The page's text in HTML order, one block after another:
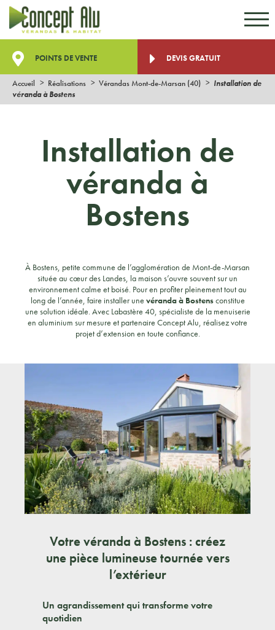
POINTS DE VENTE DEVIS GRATUIT
Accueil Réalisations Vérandas Mont-de-Marsan (40)
Installation de
véranda à Bostens
Installation de
véranda à
Bostens
À Bostens, petite commune de l’agglomération de Mont-de-Marsan
située au cœur des Landes, la maison s’ouvre souvent sur un
environnement calme et boisé. Pour en profiter pleinement tout au
long de l’année, faire installer une véranda à Bostensconstitue
une solution idéale. Avec Labastère 40, spécialiste de la menuiserie
en aluminium sur mesure et partenaire Concept Alu, réalisez votre
projet d’extension en toute confiance.
Votre véranda à Bostens : créez
une pièce lumineuse tournée vers
l’extérieur
Un agrandissement qui transforme votre
quotidien